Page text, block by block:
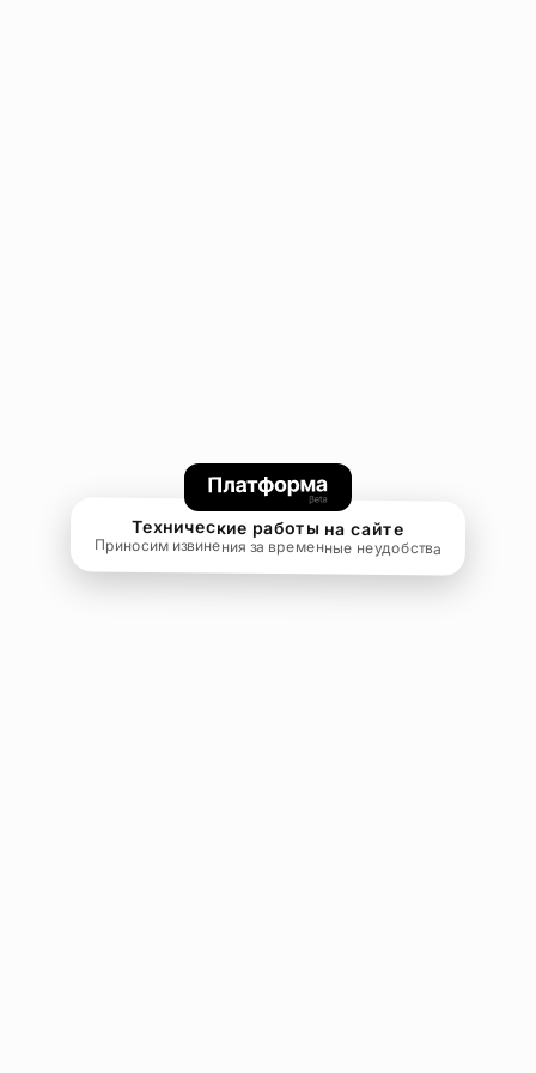
Технические работы на сайте
Приносим извинения за временные неудобства